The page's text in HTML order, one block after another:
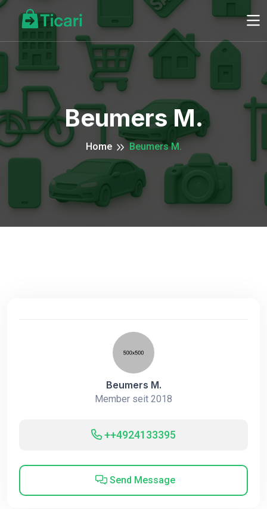
Beumers M.
Home Beumers M.
Beumers M.
Member seit 2018
++4924133395
Send Message